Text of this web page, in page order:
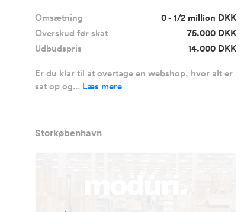
Omsætning
0 - 1/2 million DKK
Overskud før skat
75.000 DKK
Udbudspris
14.000 DKK
Er du klar til at overtage en webshop, hvor alt er
sat op og... Læs mere
Storkøbenhavn